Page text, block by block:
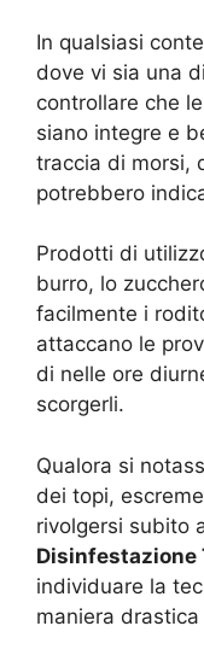
In qualsiasi
dove vi sia una
controllare che
siano integre e
traccia di morsi,
potrebbero
Prodotti di
burro, lo
facilmente i
attaccano le
di nelle ore
scorgerli.
Qualora si
dei topi,
rivolgersi subito
Disinfestazione
individuare la
maniera